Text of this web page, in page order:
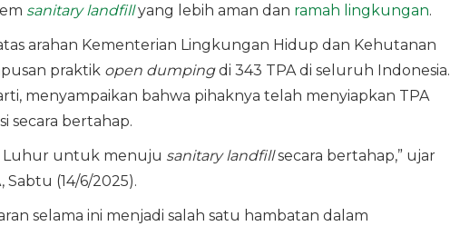
sanitary landfillyang lebih aman dan ramah lingkungan.
arahan Kementerian Lingkungan Hidup dan Kehutanan
praktik open dumpingdi 343 TPA di seluruh Indonesia.
menyampaikan bahwa pihaknya telah menyiapkan TPA
secara bertahap.
Luhur untuk menuju sanitary landfillsecara bertahap,” ujar
Sabtu (14/6/2025).
selama ini menjadi salah satu hambatan dalam